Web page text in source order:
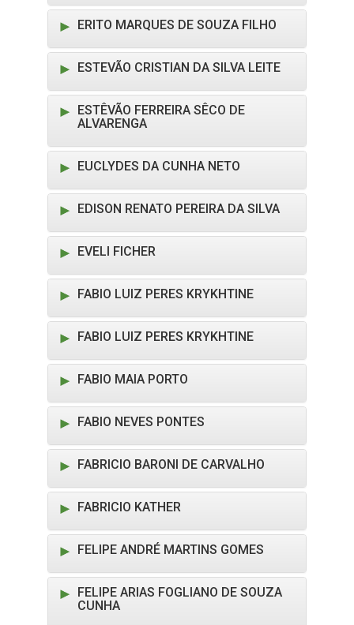
ERITO MARQUES DE SOUZA FILHO
ESTEVÃO CRISTIAN DA SILVA LEITE
ESTÊVÃO FERREIRA SÊCO DE
ALVARENGA
EUCLYDES DA CUNHA NETO
EDISON RENATO PEREIRA DA SILVA
EVELI FICHER
FABIO LUIZ PERES KRYKHTINE
FABIO LUIZ PERES KRYKHTINE
FABIO MAIA PORTO
FABIO NEVES PONTES
FABRICIO BARONI DE CARVALHO
FABRICIO KATHER
FELIPE ANDRÉ MARTINS GOMES
FELIPE ARIAS FOGLIANO DE SOUZA
CUNHA